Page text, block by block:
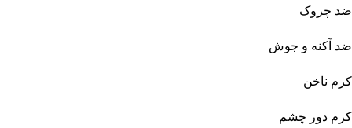
ضد چروک
ضد آکنه و جوش
کرم ناخن
کرم دور چشم